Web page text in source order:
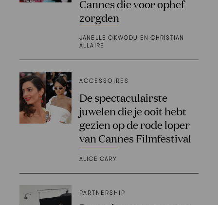
Cannes die voor ophef
zorgden
JANELLE OKWODU EN CHRISTIAN
ALLAIRE
ACCESSOIRES
De spectaculairste
juwelen die je ooit hebt
gezien op de rode loper
van Cannes Filmfestival
ALICE CARY
PARTNERSHIP